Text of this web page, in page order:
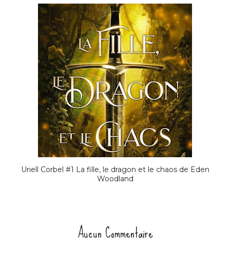
Uriell Corbel #1 La fille, le dragon et le chaos de Eden
Woodland
Aucun Commentaire